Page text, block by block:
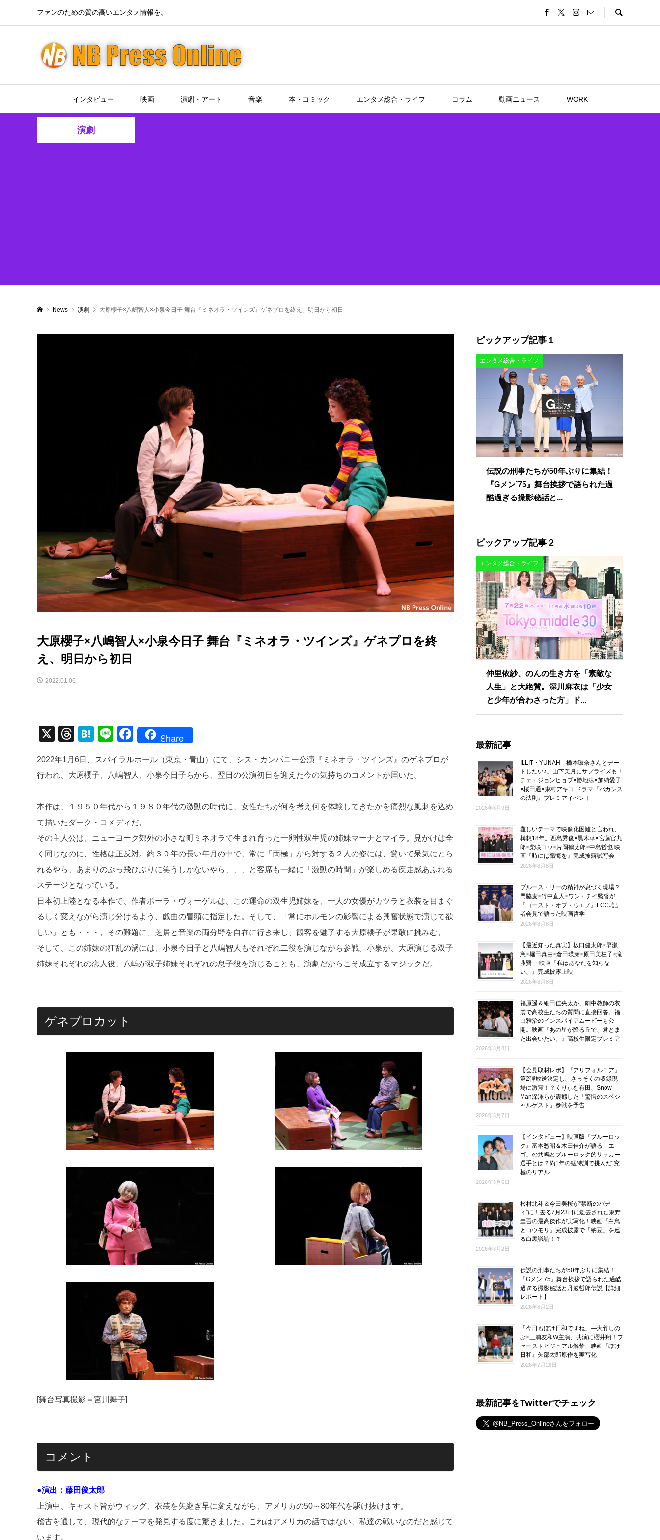
ファンのための質の高いエンタメ情報を。
インタビュー 映画 演劇・アート 音楽 本・コミック エンタメ総合・ライフ コラム 動画ニュース WORK
演劇
News 演劇 大原櫻子×八嶋智人×小泉今日子 舞台『ミネオラ・ツインズ』ゲネプロを終え、明日から初日
大原櫻子×八嶋智人×小泉今日子 舞台『ミネオラ・ツインズ』ゲネプロを終
え、明日から初日
2022.01.06
X
T
e
a
s
H
e
n
Li
e
F
c
e
o
o
k
Share
2022年1月6日、スパイラルホール（東京・青山）にて、シス・カンパニー公演『ミネオラ・ツインズ』のゲネプロが
行われ、大原櫻子、八嶋智人、小泉今日子らから、翌日の公演初日を迎えた今の気持ちのコメントが届いた。
本作は、１９５０年代から１９８０年代の激動の時代に、女性たちが何を考え何を体験してきたかを痛烈な風刺を込め
て描いたダーク・コメディだ。
その主人公は、ニューヨーク郊外の小さな町ミネオラで生まれ育った一卵性双生児の姉妹マーナとマイラ。見かけは全
く同じなのに、性格は正反対。約３０年の長い年月の中で、常に「両極」から対する２人の姿には、驚いて呆気にとら
れるやら、あまりのぶっ飛びぶりに笑うしかないやら、、、と客席も一緒に「激動の時間」が楽しめる疾走感あふれる
ステージとなっている。
日本初上陸となる本作で、作者ポーラ・ヴォーゲルは、この運命の双生児姉妹を、一人の女優がカツラと衣装を目まぐ
るしく変えながら演じ分けるよう、戯曲の冒頭に指定した。そして、「常にホルモンの影響による興奮状態で演じて欲
しい」とも・・・。その難題に、芝居と音楽の両分野を自在に行き来し、観客を魅了する大原櫻子が果敢に挑みむ。
そして、この姉妹の狂乱の渦には、小泉今日子と八嶋智人もそれぞれ二役を演じながら参戦。小泉が、大原演じる双子
姉妹それぞれの恋人役、八嶋が双子姉妹それぞれの息子役を演じることも、演劇だからこそ成立するマジックだ。
ゲネプロカット
[舞台写真撮影＝宮川舞子]
コメント
●演出：藤田俊太郎
上演中、キャスト皆がウィッグ、衣装を矢継ぎ早に変えながら、アメリカの50～80年代を駆け抜けます。
稽古を通して、現代的なテーマを発見する度に驚きました。これはアメリカの話ではない、私達の戦いなのだと感じて
います。
ピックアップ記事１
エンタメ総合・ライフ
伝説の刑事たちが50年ぶりに集結！
『Gメン’75』舞台挨拶で語られた過
酷過ぎる撮影秘話と...
ピックアップ記事２
エンタメ総合・ライフ
仲里依紗、のんの生き方を「素敵な
人生」と大絶賛。深川麻衣は「少女
と少年が合わさった方」ド...
最新記事
ILLIT・YUNAH「橋本環奈さんとデー
トしたい♪」山下美月にサプライズも！
チェ・ジョンヒョプ×勝地涼×加納愛子
×桜田通×東村アキコ ドラマ『バカンス
の法則』プレミアイベント
2026年8月9日
難しいテーマで映像化困難と言われ、
構想18年。西島秀俊×黒木華×宮藤官九
郎×柴咲コウ×片岡鶴太郎×中島哲也 映
画『時には懺悔を』完成披露試写会
2026年8月8日
ブルース・リーの精神が息づく現場？
門脇麦×竹中直人×ワン・チイ監督が
『ゴースト・オブ・ウエノ』FCCJ記
者会見で語った映画哲学
2026年8月8日
【最近知った真実】坂口健太郎×早瀬
憩×堀田真由×倉田瑛茉×原田美枝子×滝
藤賢一 映画『私はあなたを知らな
い、』完成披露上映
2026年8月8日
福原遥＆細田佳央太が、劇中教師の衣
裳で高校生たちの質問に直接回答。福
山雅治のインスパイアムービーも公
開。映画『あの星が降る丘で、君とま
た出会いたい。』高校生限定プレミア
2026年8月8日
【会見取材レポ】『アリフォルニア』
第2弾放送決定し、さっそくの収録現
場に激震！？くりぃむ有田、Snow
Man深澤らが震撼した「驚愕のスペシ
ャルゲスト」参戦を予告
2026年8月7日
【インタビュー】映画版『ブルーロッ
ク』富本惣昭＆木田佳介が語る「エ
ゴ」の共鳴とブルーロック的サッカー
選手とは？約1年の猛特訓で挑んだ“究
極のリアル”
2026年8月6日
松村北斗＆今田美桜が“禁断のバデ
ィ”に！去る7月23日に逝去された東野
圭吾の最高傑作が実写化！映画『白鳥
とコウモリ』完成披露で「納豆」を巡
る白黒議論！？
2026年8月2日
伝説の刑事たちが50年ぶりに集結！
『Gメン’75』舞台挨拶で語られた過酷
過ぎる撮影秘話と丹波哲郎伝説【詳細
レポート】
2026年8月2日
「今日もぼけ日和ですね」―大竹しの
ぶ×三浦友和W主演、共演に櫻井翔！フ
ァーストビジュアル解禁。映画『ぼけ
日和』矢部太郎原作を実写化
2026年7月28日
最新記事をTwitterでチェック